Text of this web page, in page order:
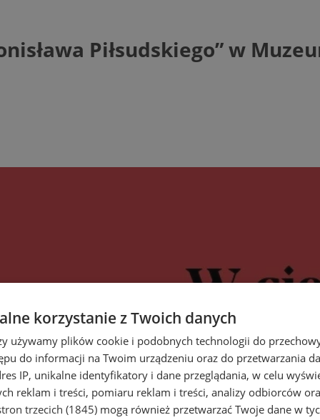
Piłsudskiego” w
korzystanie z Twoich danych
używamy plików cookie i podobnych technologii do
do informacji na Twoim urządzeniu oraz do przetwarzania
IP, unikalne identyfikatory i dane przeglądania, w celu
reklam i treści, pomiaru reklam i treści, analizy odbiorców
trzecich (1845) mogą również przetwarzać Twoje dane w